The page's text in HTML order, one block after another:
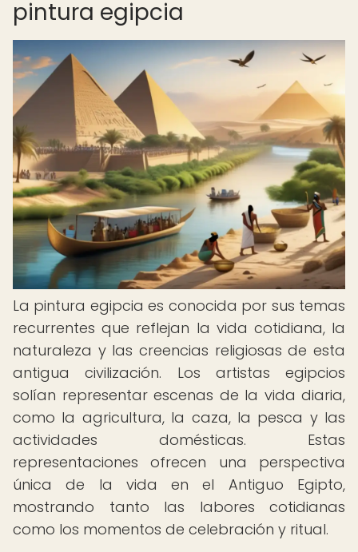
pintura egipcia
La pintura egipcia es conocida por sus temas
recurrentes que reflejan la vida cotidiana, la
naturaleza y las creencias religiosas de esta
antigua civilización. Los artistas egipcios
solían representar escenas de la vida diaria,
como la agricultura, la caza, la pesca y las
actividades domésticas. Estas
representaciones ofrecen una perspectiva
única de la vida en el Antiguo Egipto,
mostrando tanto las labores cotidianas
como los momentos de celebración y ritual.